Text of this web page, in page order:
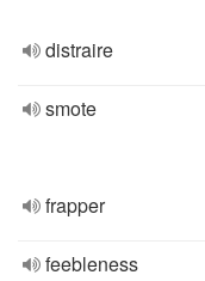
distraire
smote
frapper
feebleness